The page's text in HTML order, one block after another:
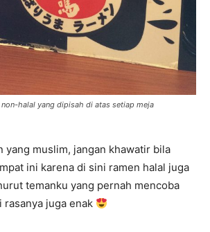
halal yang dipisah di atas setiap meja
yang muslim, jangan khawatir bila
ini karena di sini ramen halal juga
temanku yang pernah mencoba
rasanya juga enak